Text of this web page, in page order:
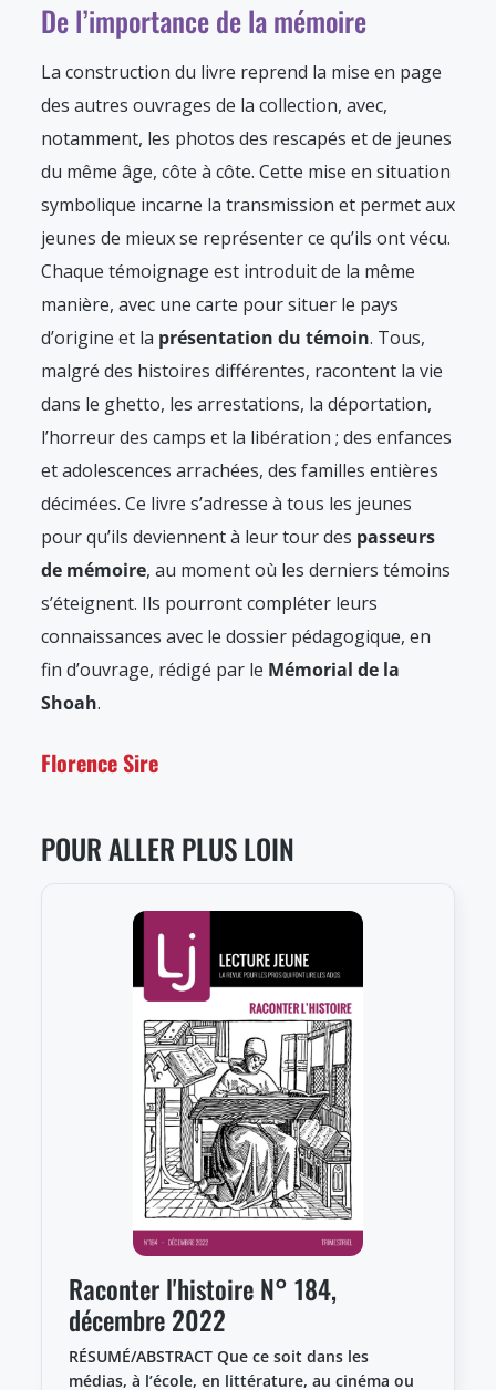
De l’importance de la mémoire
La construction du livre reprend la mise en page
des autres ouvrages de la collection, avec,
notamment, les photos des rescapés et de jeunes
du même âge, côte à côte. Cette mise en situation
symbolique incarne la transmission et permet aux
jeunes de mieux se représenter ce qu’ils ont vécu.
Chaque témoignage est introduit de la même
manière, avec une carte pour situer le pays
d’origine et la présentation du témoin. Tous,
malgré des histoires différentes, racontent la vie
dans le ghetto, les arrestations, la déportation,
l’horreur des camps et la libération ; des enfances
et adolescences arrachées, des familles entières
décimées. Ce livre s’adresse à tous les jeunes
pour qu’ils deviennent à leur tour des passeurs
de mémoire, au moment où les derniers témoins
s’éteignent. Ils pourront compléter leurs
connaissances avec le dossier pédagogique, en
fin d’ouvrage, rédigé par le Mémorial de la
Shoah.
Florence Sire
POUR ALLER PLUS LOIN
Raconter l'histoire N° 184,
décembre 2022
RÉSUMÉ/ABSTRACT Que ce soit dans les
médias, à l’école, en littérature, au cinéma ou